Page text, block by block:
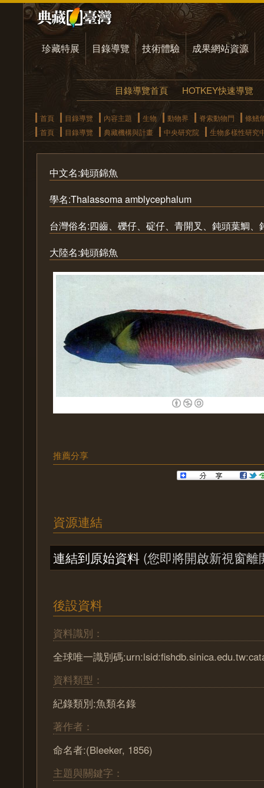
珍藏特展 目錄導覽 技術體驗 成果網站資源
目錄導覽首頁 HOTKEY快速導覽
首頁 目錄導覽 內容主題 生物 動物界 脊索動物門
條鰭
首頁
目錄導覽 典藏機構與計畫 中央研究院 生物多樣性研究
中文名:鈍頭錦魚
學名:Thalassoma amblycephalum
台灣俗名:四齒、礫仔、碇仔、青開叉、鈍頭葉鯛、
大陸名:鈍頭錦魚
推薦分享
資源連結
連結到原始資料 (您即將開啟新視窗離
後設資料
資料識別：
全球唯一識別碼
資料類型：
紀錄類別:魚類名錄
著作者：
命名者:(Bleeker, 1856)
主題與關鍵字：